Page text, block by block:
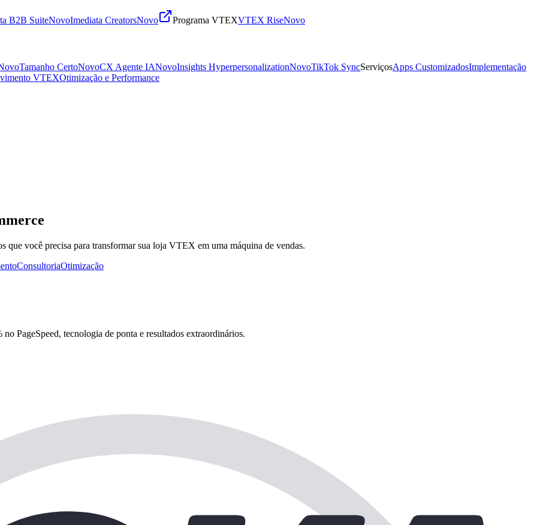
B2B SuiteNovoImediata CreatorsNovo Programa VTEXVTEX RiseNovo
Tamanho CertoNovoCX Agente IANovoInsights HyperpersonalizationNovoTikTok SyncServiçosApps CustomizadosImplementação
VTEXOtimização e Performance
que você precisa para transformar sua loja VTEX em uma máquina de vendas.
ConsultoriaOtimização
PageSpeed, tecnologia de ponta e resultados extraordinários.